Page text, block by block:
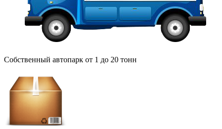
Собственный автопарк от 1 до 20 тонн